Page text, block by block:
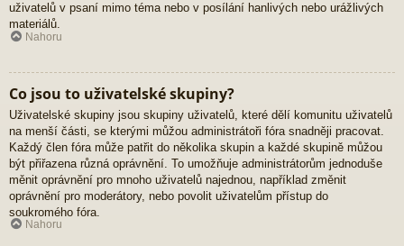
uživatelů v psaní mimo téma nebo v posílání hanlivých nebo urážlivých
materiálů.
Nahoru
Co jsou to uživatelské skupiny?
Uživatelské skupiny jsou skupiny uživatelů, které dělí komunitu uživatelů
na menší části, se kterými můžou administrátoři fóra snadněji pracovat.
Každý člen fóra může patřit do několika skupin a každé skupině můžou
být přiřazena různá oprávnění. To umožňuje administrátorům jednoduše
měnit oprávnění pro mnoho uživatelů najednou, například změnit
oprávnění pro moderátory, nebo povolit uživatelům přístup do
soukromého fóra.
Nahoru